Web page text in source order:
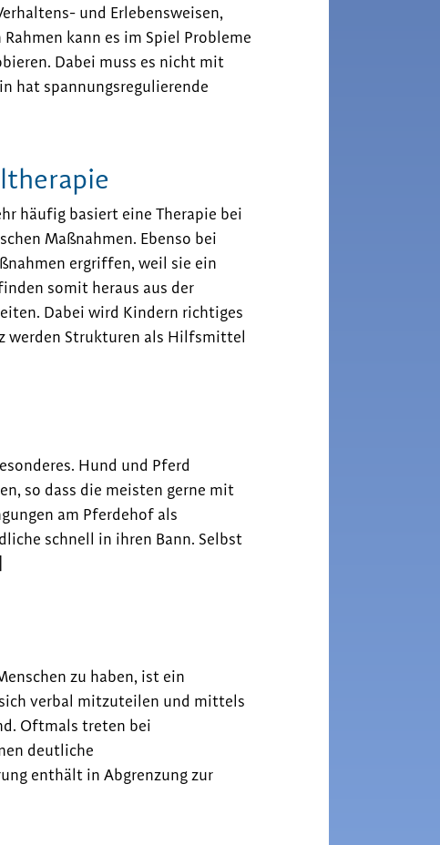
und Erlebensweisen,
kann es im Spiel Probleme
Dabei muss es nicht mit
hat spannungsregulierende
häufig basiert eine Therapie bei
Maßnahmen. Ebenso bei
ergriffen, weil sie ein
somit heraus aus der
Dabei wird Kindern richtiges
werden Strukturen als Hilfsmittel
Hund und Pferd
so dass die meisten gerne mit
am Pferdehof als
schnell in ihren Bann. Selbst
zu haben, ist ein
verbal mitzuteilen und mittels
Oftmals treten bei
deutliche
enthält in Abgrenzung zur